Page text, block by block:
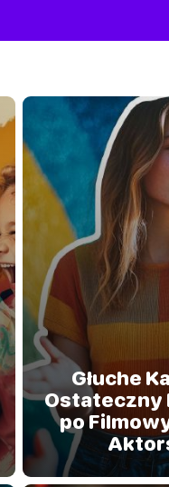
Głuche
Ostateczny
po